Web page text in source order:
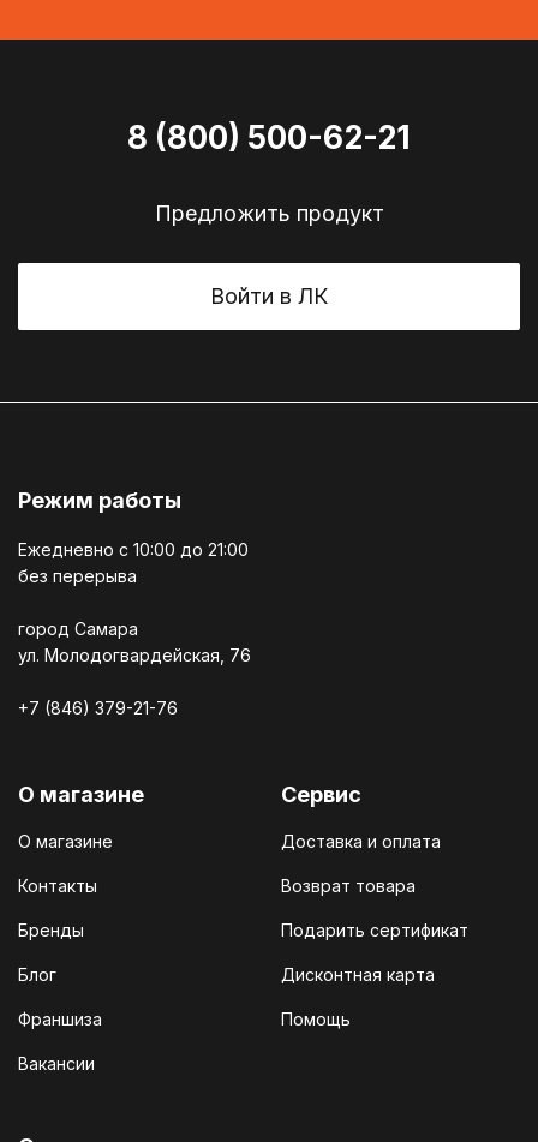
8 (800) 500-62-21
Предложить продукт
Войти в ЛК
Режим работы
Ежедневно c 10:00 до 21:00
без перерыва
город Самара
ул. Молодогвардейская, 76
+7 (846) 379-21-76
О магазине
О магазине
Контакты
Бренды
Блог
Франшиза
Вакансии
Сервис
Доставка и оплата
Возврат товара
Подарить сертификат
Дисконтная карта
Помощь